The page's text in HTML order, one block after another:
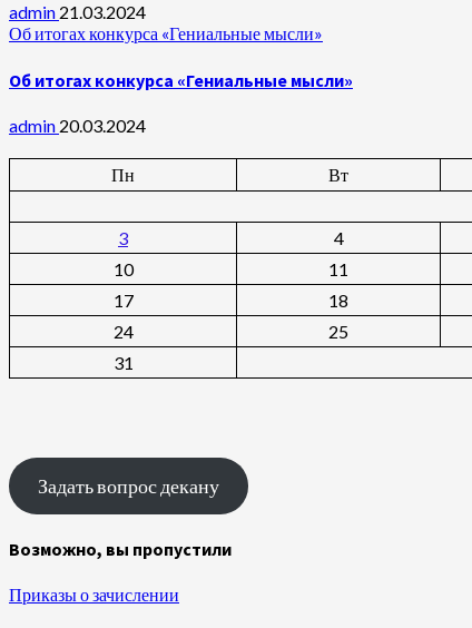
admin 21.03.2024
Об итогах конкурса «Гениальные мысли»
Об итогах конкурса «Гениальные мысли»
admin 20.03.2024
Пн
Вт
3
4
10
11
17
18
24
25
31
Задать вопрос декану
Возможно, вы пропустили
Приказы о зачислении